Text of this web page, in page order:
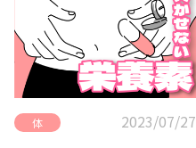
体
2023/07/27